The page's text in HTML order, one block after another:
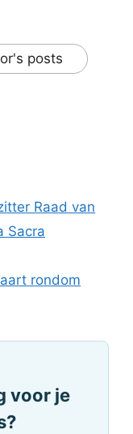
posts
Raad van
Sacra
rondom
voor je